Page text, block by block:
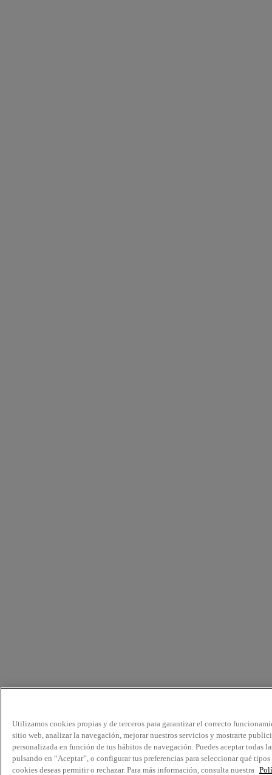
Utilizamos cookies propias y de terceros para garantizar el correcto
sitio web, analizar la navegación, mejorar nuestros servicios y mostrarte
personalizada en función de tus hábitos de navegación. Puedes aceptar todas
pulsando en “Aceptar”, o configurar tus preferencias para seleccionar qué tipos
cookies deseas permitir o rechazar. Para más información, consulta nuestra